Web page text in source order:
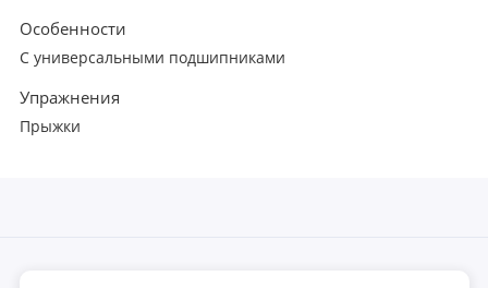
Особенности
С универсальными подшипниками
Упражнения
Прыжки